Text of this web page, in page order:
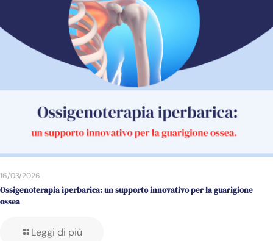
16/03/2026
Ossigenoterapia iperbarica: un supporto innovativo per la guarigione
ossea
Leggi di più